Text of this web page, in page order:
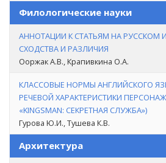
Филологические науки
АННОТАЦИИ К СТАТЬЯМ НА РУССКОМ
СХОДСТВА И РАЗЛИЧИЯ
Ооржак А.В., Крапивкина О.А.
КЛАССОВЫЕ НОРМЫ АНГЛИЙСКОГО
РЕЧЕВОЙ ХАРАКТЕРИСТИКИ
«KINGSMAN: СЕКРЕТНАЯ СЛУЖБА»)
Гурова Ю.И., Тушева К.В.
Архитектура